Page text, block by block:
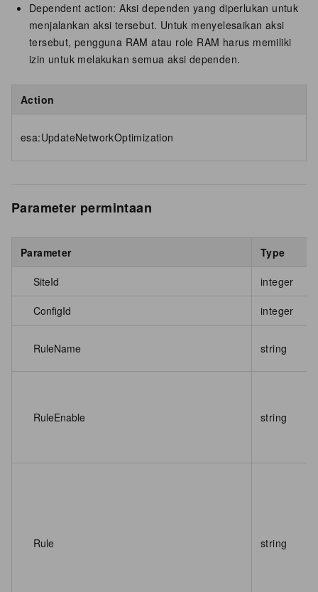
Dependent action: Aksi dependen yang diperlukan untuk
menjalankan aksi tersebut. Untuk menyelesaikan aksi
tersebut, pengguna RAM atau role RAM harus memiliki
izin untuk melakukan semua aksi dependen.
Action
esa:UpdateNetworkOptimization
Parameter permintaan
Parameter Type
SiteId integer
ConfigId integer
RuleName string
RuleEnable string
Rule string